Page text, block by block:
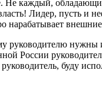
Не каждый,
Лидер, пусть и
нарабатывает внешние
руководителю нужны
России
буду